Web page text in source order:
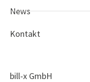
News
Kontakt
bill-x GmbH